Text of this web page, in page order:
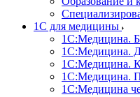
1С для медицины
1С:Медицина.
1С:Медицина.
1С:Медицина.
1С:Медицина.
1С:Медицина